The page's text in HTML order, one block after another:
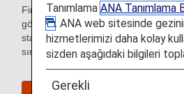
First Class yolcularımız ANA ile
görecektir. Bu havaalanına
standardın üzerinde hizmet kalitesi
sırasında lüks ve ekstra titiz bir
Tanımlama ANA Tanımlama
. ANA web sitesinde
hizmetlerimizi daha kolay
sizden aşağıdaki bilgileri
Gerekli